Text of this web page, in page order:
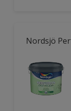
Nordsjö